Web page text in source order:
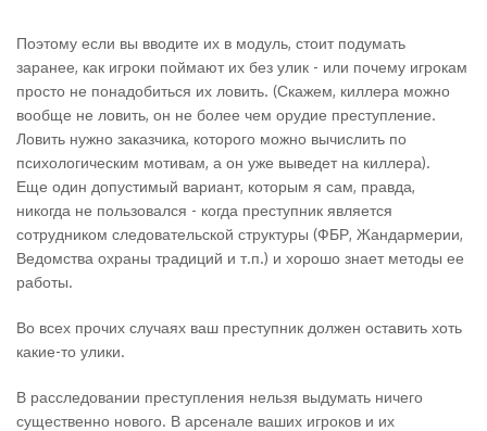
Поэтому если вы вводите их в модуль, стоит подумать
заранее, как игроки поймают их без улик - или почему игрокам
просто не понадобиться их ловить. (Скажем, киллера можно
вообще не ловить, он не более чем орудие преступление.
Ловить нужно заказчика, которого можно вычислить по
психологическим мотивам, а он уже выведет на киллера).
Еще один допустимый вариант, которым я сам, правда,
никогда не пользовался - когда преступник является
сотрудником следовательской структуры (ФБР, Жандармерии,
Ведомства охраны традиций и т.п.) и хорошо знает методы ее
работы.
Во всех прочих случаях ваш преступник должен оставить хоть
какие-то улики.
В расследовании преступления нельзя выдумать ничего
существенно нового. В арсенале ваших игроков и их